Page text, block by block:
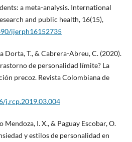
a meta-analysis. International
and public health, 16(15),
ijerph16152735
Dorta, T., & Cabrera-Abreu, C. (2020).
de personalidad límite? La
precoz. Revista Colombiana de
j.rcp.2019.03.004
Mendoza, I. X., & Paguay Escobar, O.
y estilos de personalidad en